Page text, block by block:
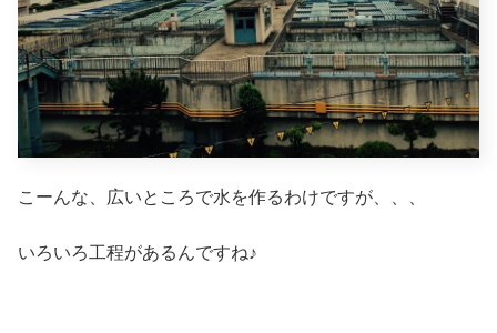
こーんな、広いところで水を作るわけですが、、、
いろいろ工程があるんですね♪